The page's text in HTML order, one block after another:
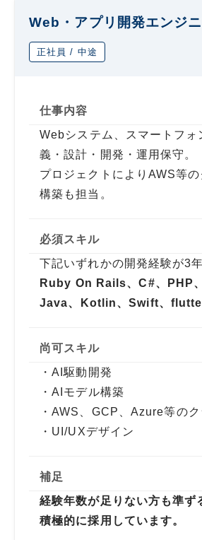
Web・アプリ開発エンジ
正社員 / 中途
仕事内容
Webシステム、スマートフォ
義・設計・開発・運用保守。
プロジェクトによりAWS等
構築も担当。
必須スキル
下記いずれかの開発経験が3
Ruby On Rails、C#、PHP
Java、Kotlin、Swift、
尚可スキル
・AI駆動開発
・AIモデル構築
・AWS、GCP、Azure等の
・UI/UXデザイン
補足
経験年数が足りない方も準ず
積極的に採用しています。